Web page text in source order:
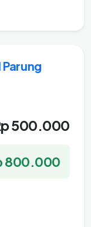
500.000
800.000